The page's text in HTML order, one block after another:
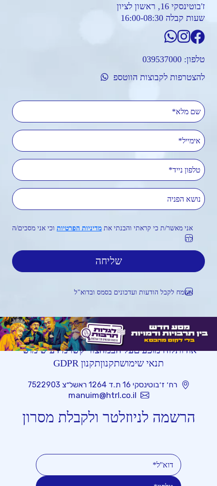
ז'בוטינסקי 16, ראשון לציון
שעות קבלה 16:00-08:30
טלפון: 039537000
להצטרפות לקבוצות הווטספ
שם מלא
אימייל
טלפון נייד
נושא הפניה
אני מאשר/ת כי קראתי והבנתי את מדיניות הפרטיות וכי אני מסכים/ה
לה
אשמח לקבל הודעות ועדכונים בסמס ובדוא"ל
אודותלוח מופעיםעל הבמהצור קשרמידע שימושי
תנאי שימושתקנוןתקנון GDPR
רח׳ ז׳בוטינסקי 16 ת.ד 1264 ראשל״צ 7522903
manuim@htrl.co.il
הרשמה לניוזלטר ולקבלת מסרון